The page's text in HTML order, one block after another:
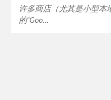
许多商店（尤其是小型本
的“Goo…